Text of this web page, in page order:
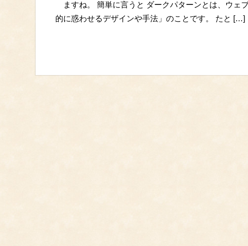
ますね。 簡単に言うと ダークパターンとは、ウェ
的に惑わせるデザインや手法」のことです。 たと […]